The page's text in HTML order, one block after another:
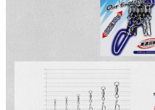
１．透過由恩沛科技股份有限公司提供之「
易，需依本服務之必要範圍內提供個人資料
權轉讓予恩沛科技股份有限公司。
２．關於個人資料處理事宜，請瀏覽以下網
https://aftee.tw/terms/#terms3
３．未成年的使用者請事先徵得法定代理人
「AFTEE先享後付」，若未經同意申辦者引
４．使用「AFTEE先享後付」時，將依據個
每筆NT$60，滿NT$1,200(含以上)免運
一般宅配（門市自取請勿下單，請聯繫客
每筆NT$100，滿NT$2,000(含以上)免運
每筆NT$200，滿NT$2,000(含以上)免運
貨到付款（門市自取請勿下單，請聯繫